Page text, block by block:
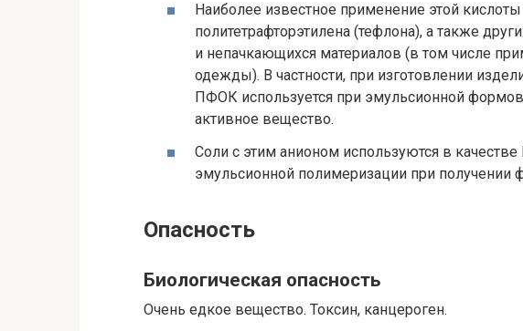
Наиболее известное применение этой
политетрафторэтилена (тефлона), а также
и непачкающихся материалов (в том числе
одежды). В частности, при изготовлении
ПФОК используется при эмульсионной
активное вещество.
Соли с этим анионом используются в качестве
эмульсионной полимеризации при получении
Опасность
Биологическая опасность
Очень едкое вещество. Токсин, канцероген.